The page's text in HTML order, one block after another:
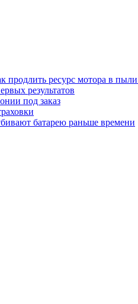
продлить ресурс мотора в пыли
результатов
под заказ
батарею раньше времени